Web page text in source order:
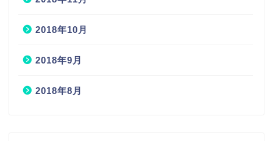
2018年10月
2018年9月
2018年8月